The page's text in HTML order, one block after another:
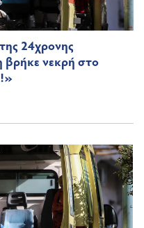
24χρονης
βρήκε νεκρή στο